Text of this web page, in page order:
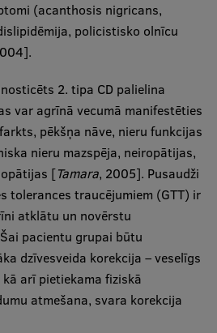
Projects
(acanthosis nigricans,
policistisko olnīcu
2. tipa CD palielina
var agrīnā vecumā manifestēties
pēkšņa nāve, nieru funkcijas
nieru mazspēja, neiropātijas,
[Tamara, 2005]. Pusaudži
tolerances traucējumiem (GTT) ir
atklātu un novērstu
pacientu grupai būtu
dzīvesveida korekcija – veselīgs
arī pietiekama fiziskā
atmešana, svara korekcija